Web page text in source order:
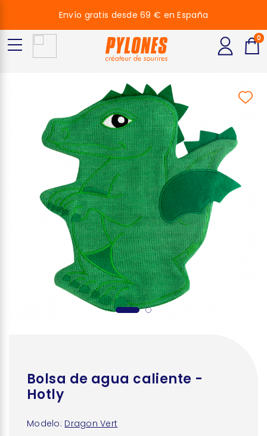
Bolsa de agua caliente -
Hotly
Modelo: Dragon Vert
Envío gratis desde 69 € en España
0